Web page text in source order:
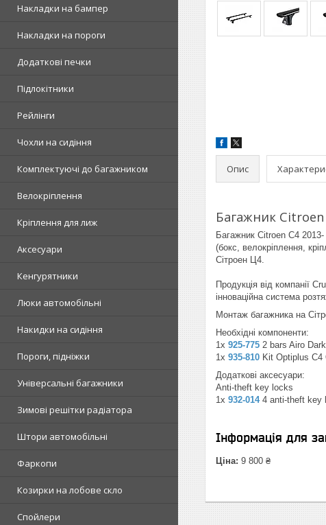
Накладки на бампер
Накладки на пороги
Додаткові печки
Підлокітники
Рейлінги
Чохли на сидіння
Комплектуючі до багажником
Велокріплення
Кріплення для лиж
Аксесуари
Кенгурятники
Люки автомобільні
Накидки на сидіння
Пороги, підніжки
Універсальні багажники
Зимові решітки радіатора
Штори автомобільні
Фаркопи
Козирки на лобове скло
Спойлери
Опис
Багажник Citroen
Багажник Citroen C4
(бокс, велокріплення,
Сітроен Ц4.
Продукція від компанії
інноваційна система
Монтаж багажника на
Необхідні компоненти:
1x 925-775 2 bars Airo
1x 935-810 Kit Optiplus C4
Додаткові аксесуари:
Anti-theft key locks
1x 932-014 4 anti-theft key
Інформація для
Ціна: 9 800 ₴